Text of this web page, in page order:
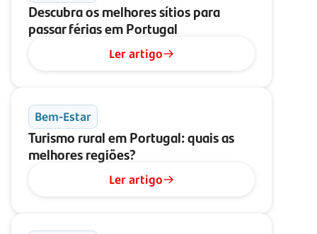
Descubra os melhores sítios para
passar férias em Portugal
Ler artigo
Bem-Estar
Turismo rural em Portugal: quais as
melhores regiões?
Ler artigo